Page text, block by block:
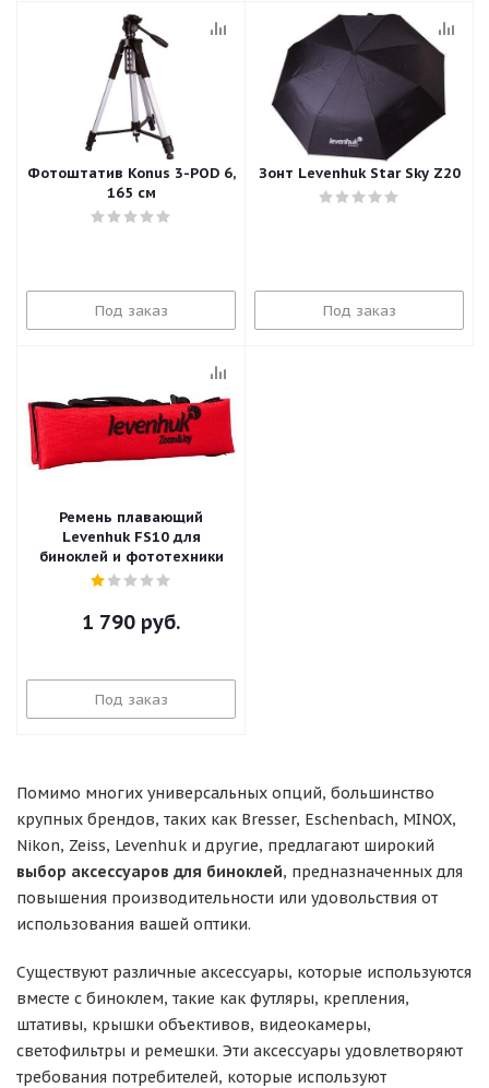
Фотоштатив Konus 3-POD 6,
165 см
Под заказ
Зонт Levenhuk Star Sky Z20
Под заказ
Ремень плавающий
Levenhuk FS10 для
биноклей и фототехники
1 790 руб.
Под заказ
Помимо многих универсальных опций, большинство
крупных брендов, таких как Bresser, Eschenbach, MINOX,
Nikon, Zeiss, Levenhuk и другие, предлагают широкий
выбор аксессуаров для биноклей, предназначенных для
повышения производительности или удовольствия от
использования вашей оптики.
Существуют различные аксессуары, которые используются
вместе с биноклем, такие как футляры, крепления,
штативы, крышки объективов, видеокамеры,
светофильтры и ремешки. Эти аксессуары удовлетворяют
требования потребителей, которые используют